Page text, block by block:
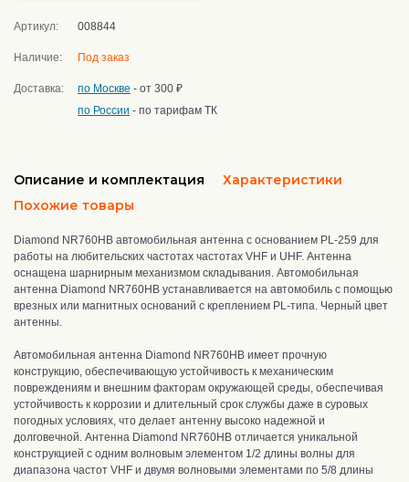
Артикул: 008844
Наличие: Под заказ
Доставка: по Москве - от 300 ₽
по России - по тарифам ТК
Описание и комплектация
Характеристики
Похожие товары
Diamond NR760HB автомобильная антенна с основанием PL-259 для
работы на любительских частотах частотах VHF и UHF. Антенна
оснащена шарнирным механизмом складывания. Автомобильная
антенна Diamond NR760HB устанавливается на автомобиль с помощью
врезных или магнитных оснований с креплением PL-типа. Черный цвет
антенны.
Автомобильная антенна Diamond NR760HB имеет прочную
конструкцию, обеспечивающую устойчивость к механическим
повреждениям и внешним факторам окружающей среды, обеспечивая
устойчивость к коррозии и длительный срок службы даже в суровых
погодных условиях, что делает антенну высоко надежной и
долговечной. Антенна Diamond NR760HB отличается уникальной
конструкцией с одним волновым элементом 1/2 длины волны для
диапазона частот VHF и двумя волновыми элементами по 5/8 длины